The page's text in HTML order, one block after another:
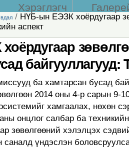
Хэрэглэгч
/ НҮБ-ын ЕЭЗК хоёрдугаар
аспект
байгууллагууд:
ба хамтарсан бусад
2014 оны 4-р сарын 9-
хамгаалах, нөхөн
онцлог салбар ба
зөвөлгөөний хэлэлцэх
саналд үндэслэн